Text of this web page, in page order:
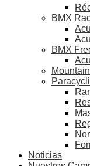
BMX
BMX
Noticias